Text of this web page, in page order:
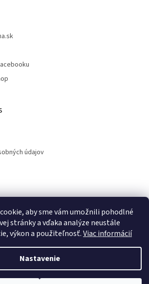
aby sme vám umožnili pohodlné
stránky a vďaka analýze neustále
výkon a použiteľnosť.Viac informácií
Nastavenie
údajov
. Všetky práva vyhradené.Upraviť